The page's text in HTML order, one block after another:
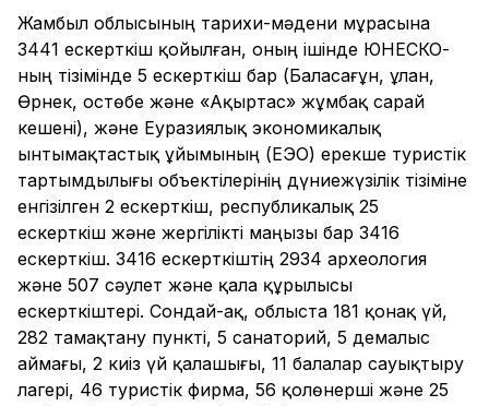
Жамбыл облысының тарихи-мәдени мұрасына
3441 ескерткіш қойылған, оның ішінде ЮНЕСКО-
ның тізімінде 5 ескерткіш бар (Баласағұн, Құлан,
Өрнек, Қостөбе және «Ақыртас» жұмбақ сарай
кешені), және Еуразиялық экономикалық
ынтымақтастық ұйымының (ЕЭО) ерекше туристік
тартымдылығы объектілерінің дүниежүзілік тізіміне
енгізілген 2 ескерткіш, республикалық 25
ескерткіш және жергілікті маңызы бар 3416
ескерткіш. 3416 ескерткіштің 2934 археология
және 507 сәулет және қала құрылысы
ескерткіштері. Сондай-ақ, облыста 181 қонақ үй,
282 тамақтану пункті, 5 санаторий, 5 демалыс
аймағы, 2 киіз үй қалашығы, 11 балалар сауықтыру
лагері, 46 туристік фирма, 56 қолөнерші және 25